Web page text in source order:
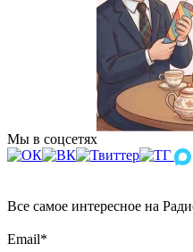
Мы в соцсетях
Все самое интересное на
Email*